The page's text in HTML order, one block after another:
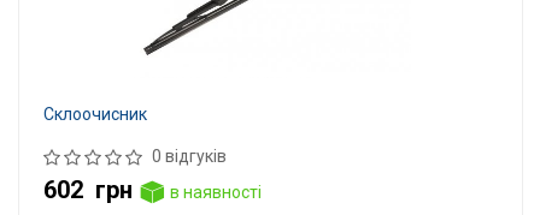
Склоочисник
0 відгуків
602 грн
в наявності